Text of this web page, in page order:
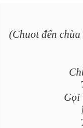
(Chuot đến
Gọi